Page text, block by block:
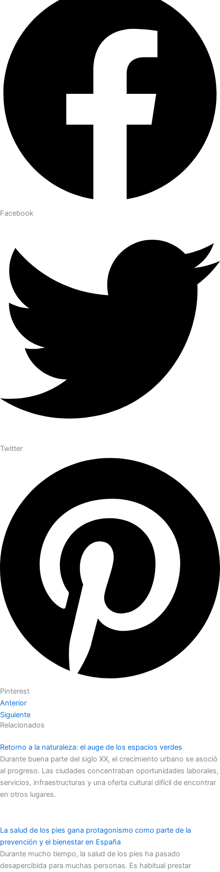
Facebook
Twitter
Pinterest
Anterior
Siguiente
Relacionados
Retorno a la naturaleza: el auge de los espacios verdes
Durante buena parte del siglo XX, el crecimiento urbano se asoció
al progreso. Las ciudades concentraban oportunidades laborales,
servicios, infraestructuras y una oferta cultural difícil de encontrar
en otros lugares.
La salud de los pies gana protagonismo como parte de la
prevención y el bienestar en España
Durante mucho tiempo, la salud de los pies ha pasado
desapercibida para muchas personas. Es habitual prestar